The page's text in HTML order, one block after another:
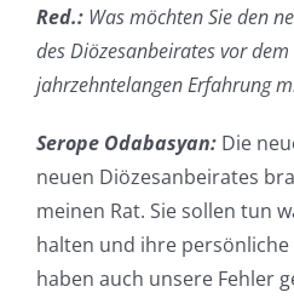
Red.: Was möchten Sie den
des Diözesanbeirates vor
jahrzehntelangen Erfahrung
Serope Odabasyan: Die
neuen Diözesanbeirates
meinen Rat. Sie sollen tun
halten und ihre
haben auch unsere Fehler